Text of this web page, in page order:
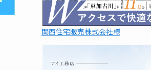
関西住宅販売株式会社様